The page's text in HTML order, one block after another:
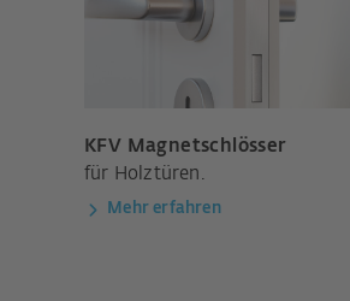
KFV Magnetschlösser
für Holztüren.
Mehr erfahren